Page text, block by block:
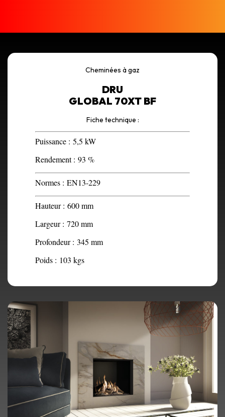
Cheminées à gaz
DRU
GLOBAL 70XT BF
Fiche technique :
Puissance : 5,5 kW
Rendement : 93 %
Normes : EN13-229
Hauteur : 600 mm
Largeur : 720 mm
Profondeur : 345 mm
Poids : 103 kgs